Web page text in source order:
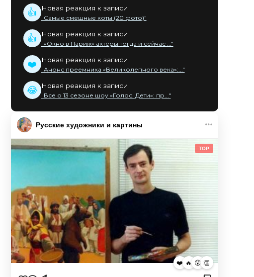
👍 Новая реакция к записи
"Самые смешные коты (20 фото)"
👍 Новая реакция к записи
"«Окно в Париж» актёры тогда и сейчас ..."
❤️ Новая реакция к записи
"Анонс преемника «Великолепного века»:..."
😂 Новая реакция к записи
"Все о 13 сезоне шоу «Голос. Дети»: пр..."
Русские художники и картины
TOP
❤️ 🔥 😮 👏